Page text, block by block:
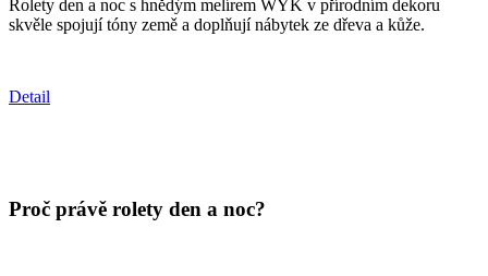
Rolety den a noc s hnědým melírem WYK v přírodním dekoru
skvěle spojují tóny země a doplňují nábytek ze dřeva a kůže.
Detail
Proč právě rolety den a noc?